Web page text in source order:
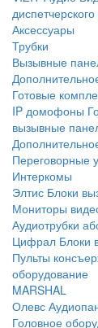
Аксессуары
Трубки
Вызывные
Готовые
IP домофоны
вызывные
Переговорные
Интеркомы
Элтис Блоки
Мониторы
Аудиотрубки
Цифрал Блоки
Пульты
оборудование
MARSHAL
Олевс
Головное